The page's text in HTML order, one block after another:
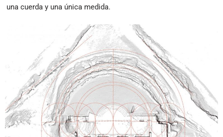
una cuerda y una única medida.